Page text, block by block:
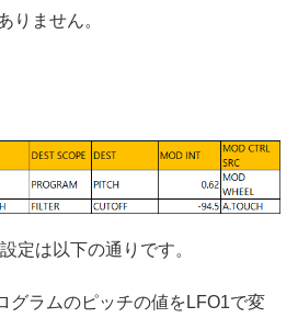
りません。
定は以下の通りです。
グラムのピッチの値をLFO1で変